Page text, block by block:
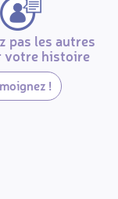
pas les autres
votre histoire
!